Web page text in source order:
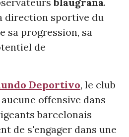
direction sportive du
sa progression, sa
de
Deportivo, le club
offensive dans
barcelonais
de s'engager dans une